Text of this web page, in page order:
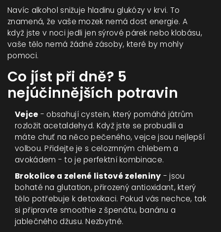
Navíc alkohol snižuje hladinu glukózy v krvi. To
znamená, že vaše mozek nemá dost energie. A
když jste v noci jedli jen sýrové párek nebo klobásu,
vaše tělo nemá žádné zásoby, které by mohly
pomoci.
Co jíst při dně? 5
nejúčinnějších potravin
Vejce - obsahují cystein, který pomáhá játrům
rozložit acetaldehyd. Když jste se probudili a
máte chuť na něco pečeného, vejce jsou nejlepší
volbou. Přidejte je s celozrnným chlebem a
avokádem - to je perfektní kombinace.
Brokolice a zelené listové zeleniny - jsou
bohaté na glutation, přirozený antioxidant, který
tělo potřebuje k detoxikaci. Pokud vás nechce, tak
si připravte smoothie z špenátu, banánu a
jablečného džusu. Nezbytné.